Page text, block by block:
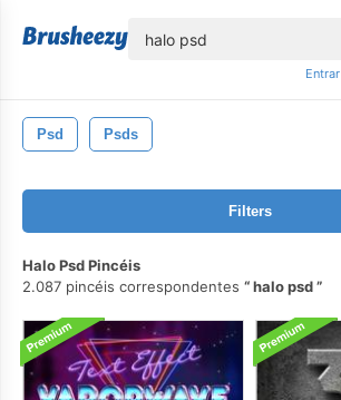
Entrar
Psd Psds
Filters
Halo Psd Pincéis
2.087 pincéis correspondentes
halo psd